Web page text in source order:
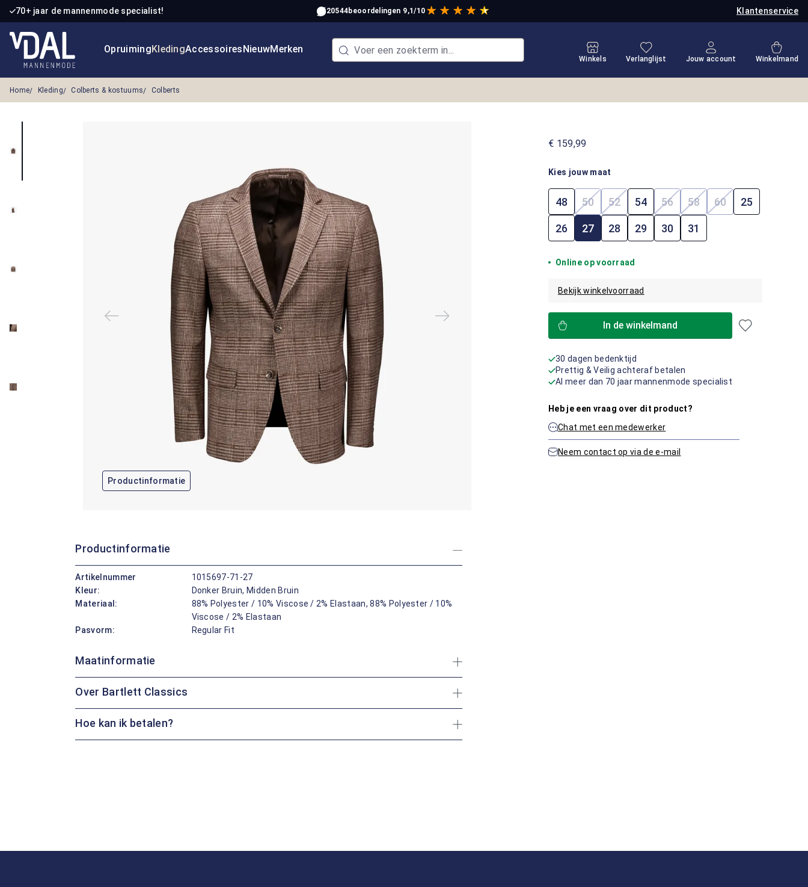
de hoofdinhoud
Ga naar de zoekopdracht
Ga naar de hoofdnavigatie
70+ jaar de mannenmode specialist! Klantenservice
20544beoordelingen 9,1/10
OpruimingKledingAccessoiresNieuwMerken
Winkels
Je hebt 0 items op je verlanglijstje
Verlanglijst Jouw account Winkelmand
Home Kleding Colberts & kostuums Colberts
Productinformatie
€ 159,99
Kies jouw maat
48 50(Deze optie is momenteel niet beschikbaar.)
52(Deze optie is momenteel niet beschikbaar.)
54 56(Deze optie is momenteel niet
58(Deze optie is momenteel
60(Deze optie is
25
26 27 28 29 30 31
Online op voorraad
Bekijk winkelvoorraad
In de winkelmand
30 dagen bedenktijd
Prettig & Veilig achteraf betalen
Al meer dan 70 jaar mannenmode specialist
Heb je een vraag over dit product?
Chat met een medewerker
Neem contact op via de e-mail
Productinformatie
Artikelnummer
1015697-71-27
Kleur:
Donker Bruin, Midden Bruin
Materiaal:
88% Polyester / 10% Viscose / 2% Elastaan, 88% Polyester / 10%
Viscose / 2% Elastaan
Pasvorm:
Regular Fit
Maatinformatie
Over Bartlett Classics
Hoe kan ik betalen?